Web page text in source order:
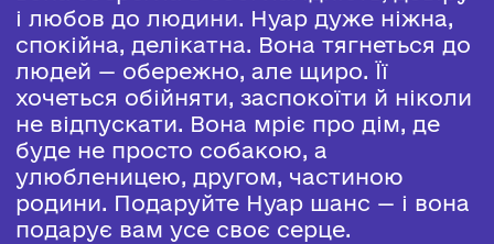
і любов до людини. Нуар дуже ніжна,
спокійна, делікатна. Вона тягнеться до
людей — обережно, але щиро. Її
хочеться обійняти, заспокоїти й ніколи
не відпускати. Вона мріє про дім, де
буде не просто собакою, а
улюбленицею, другом, частиною
родини. Подаруйте Нуар шанс — і вона
подарує вам усе своє серце.